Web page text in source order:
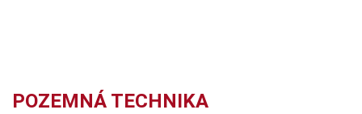
POZEMNÁ TECHNIKA